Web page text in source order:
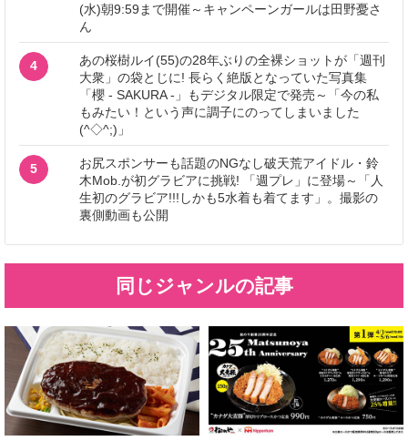
(水)朝9:59まで開催～キャンペーンガールは田野憂さ
ん
4
あの桜樹ルイ(55)の28年ぶりの全裸ショットが「週刊
大衆」の袋とじに! 長らく絶版となっていた写真集
「櫻 - SAKURA -」もデジタル限定で発売～「今の私
もみたい！という声に調子にのってしまいました
(^◇^;)」
5
お尻スポンサーも話題のNGなし破天荒アイドル・鈴
木Mob.が初グラビアに挑戦! 「週プレ」に登場～「人
生初のグラビア!!!しかも5水着も着てます」。撮影の
裏側動画も公開
同じジャンルの記事